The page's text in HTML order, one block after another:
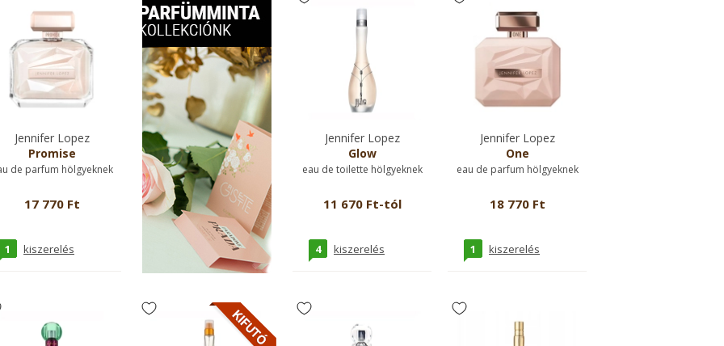
Jennifer Lopez
Promise
de parfum hölgyeknek
17 770 Ft
1 kiszerelés
Jennifer Lopez
Glow
eau de toilette hölgyeknek
11 670 Ft-tól
4 kiszerelés
Jennifer Lopez
One
eau de parfum hölgyeknek
18 770 Ft
1 kiszerelés